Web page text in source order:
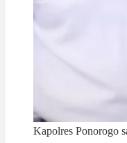
Kapolres Ponorogo